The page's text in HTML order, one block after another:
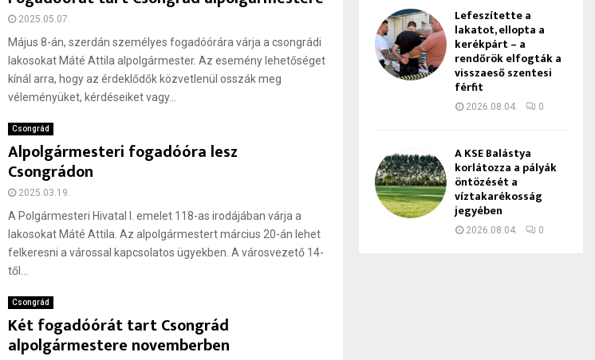
2025.05.07.
Május 8-án, szerdán személyes fogadóórára várja a csongrádi
lakosokat Máté Attila alpolgármester. Az esemény lehetőséget
kínál arra, hogy az érdeklődők közvetlenül osszák meg
véleményüket, kérdéseiket vagy...
Csongrád
Alpolgármesteri fogadóóra lesz
Csongrádon
2025.03.19.
A Polgármesteri Hivatal I. emelet 118-as irodájában várja a
lakosokat Máté Attila. Az alpolgármestert március 20-án lehet
felkeresni a várossal kapcsolatos ügyekben. A városvezető 14-
től...
Csongrád
Két fogadóórát tart Csongrád
alpolgármestere novemberben
Lefeszítette a
lakatot, ellopta a
kerékpárt – a
rendőrök elfogták a
visszaeső szentesi
férfit
2026.08.04. 0
A KSE Balástya
korlátozza a pályák
öntözését a
víztakarékosság
jegyében
2026.08.04. 0